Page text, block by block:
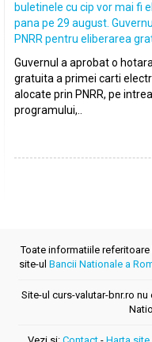
buletinele cu cip vor mai fi
pana pe 29 august.
PNRR pentru eliberarea
Guvernul a aprobat o
gratuita a primei carti
alocate prin PNRR, pe
programului,..
Toate informatiile referitoare
site-ul Bancii Nationale a
Site-ul curs-valutar-bnr.ro